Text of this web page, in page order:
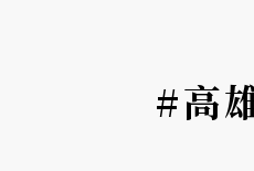
#高